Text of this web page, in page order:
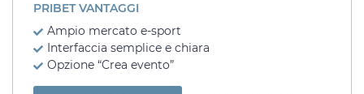
PRIBET VANTAGGI
Ampio mercato e-sport
Interfaccia semplice e chiara
Opzione “Crea evento”